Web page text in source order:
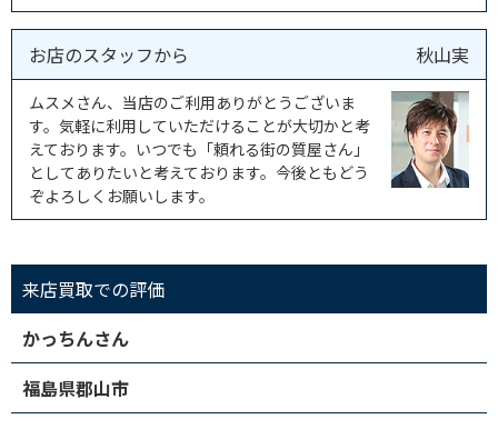
お店のスタッフから 秋山実
ムスメさん、当店のご利用ありがとうございま
す。気軽に利用していただけることが大切かと考
えております。いつでも「頼れる街の質屋さん」
としてありたいと考えております。今後ともどう
ぞよろしくお願いします。
来店買取での評価
かっちんさん
福島県郡山市